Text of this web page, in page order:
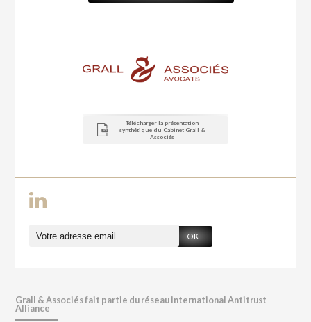
Télécharger la présentation
synthétique du Cabinet Grall &
Associés
OK
Grall & Associés fait partie du réseau international Antitrust
Alliance